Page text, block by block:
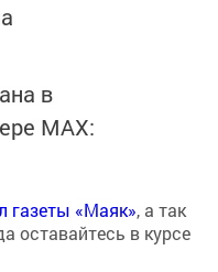
в
MАХ:
газеты «Маяк», а так
оставайтесь в курсе